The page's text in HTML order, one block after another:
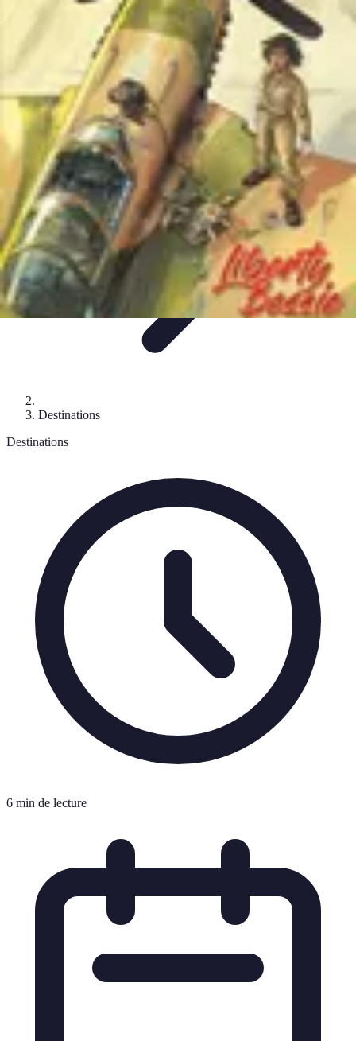
Aventures et Expériences Parapente
Vol en
Montgolfière
Aventures Aériennes
Destinations
Destinations
6 min de lecture